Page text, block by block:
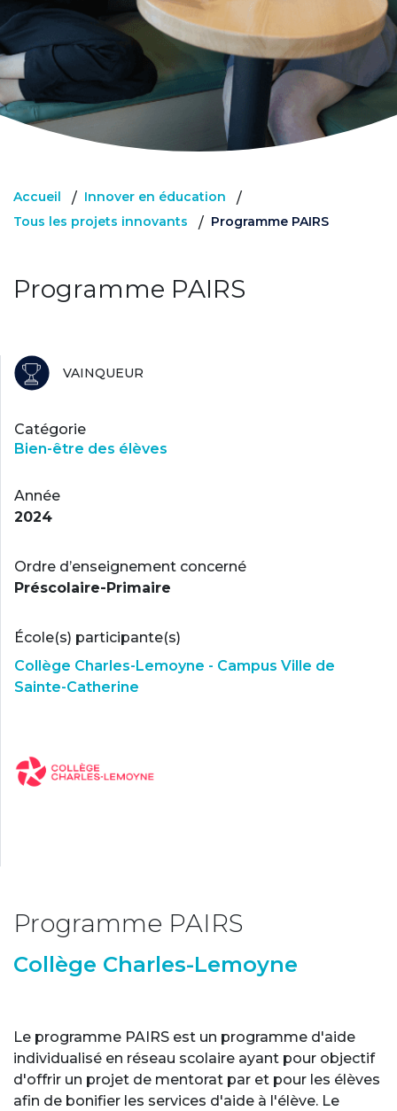
Accueil / Innover en éducation /
Tous les projets innovants / Programme PAIRS
Programme PAIRS
VAINQUEUR
Catégorie
Bien-être des élèves
Année
2024
Ordre d’enseignement concerné
Préscolaire-Primaire
École(s) participante(s)
Collège Charles-Lemoyne - Campus Ville de
Sainte-Catherine
Programme PAIRS
Collège Charles-Lemoyne
Le programme PAIRS est un programme d'aide
individualisé en réseau scolaire ayant pour objectif
d'offrir un projet de mentorat par et pour les élèves
afin de bonifier les services d'aide à l'élève. Le